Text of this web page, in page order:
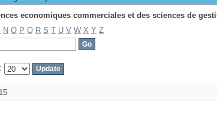
economiques commerciales et des sciences de
N O P Q R S T U V W X Y Z